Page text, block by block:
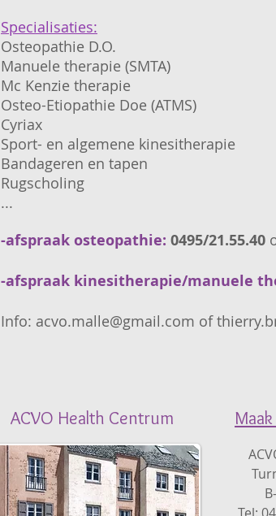
Specialisaties:
Osteopathie D.O.
Manuele therapie (SMTA)
Mc Kenzie therapie
Osteo-Etiopathie Doe (ATMS)
Cyriax
Sport- en algemene kinesitherapie
Bandageren en tapen
...
-afspraak osteopathie: 0495/21.55.40
-afspraak kinesitherapie/manuele
Info: acvo.malle@gmail.com of
ACVO Health Centrum